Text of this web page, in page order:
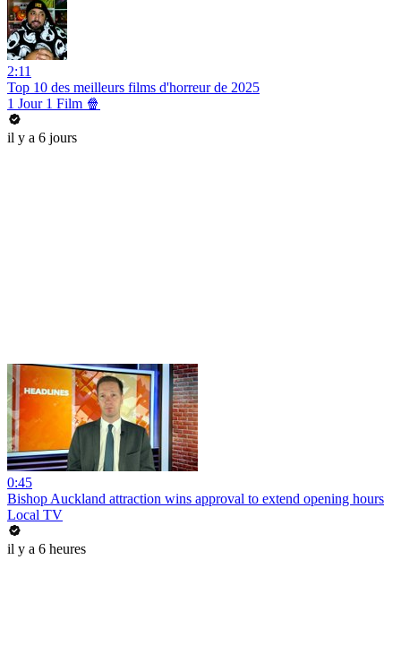
2:11
Top 10 des meilleurs films d'horreur de 2025
1 Jour 1 Film 🍿
il y a 6 jours
0:45
Bishop Auckland attraction wins approval to extend opening hours
Local TV
il y a 6 heures